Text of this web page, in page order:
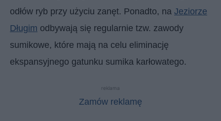
odłów ryb przy użyciu zanęt. Ponadto, na Jeziorze
Długim odbywają się regularnie tzw. zawody
sumikowe, które mają na celu eliminację
ekspansyjnego gatunku sumika karłowatego.
reklama
Zamów reklamę